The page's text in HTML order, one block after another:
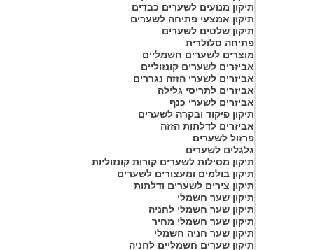
תיקון מנועים לשערים כבדים
תיקון אמצעי פתיחה לשערים
תיקון שלטים לשערים
פתיחה סלולרית
מוצרים לשערים חשמליים
אביזרים לשערים קונזוליים
אביזרים לשערי הזזה נגררים
אביזרים לתריסי גלילה
אביזרים לשערי כנף
תיקון פיקוד ובקרה לשערים
אביזרים לדלתות הזזה
פרזול לשערים
גלגלים לשערים
תיקון מסילות לשערים קורות קונזוליות
תיקון בולמים ומעצורים לשערים
תיקון צירים לשערים ודלתות
תיקון שער חשמלי
תיקון שער חשמלי לחניה
תיקון שער חשמלי מחיר
תיקון שער חניה חשמלי
תיקון שערים חשמליים לחניה